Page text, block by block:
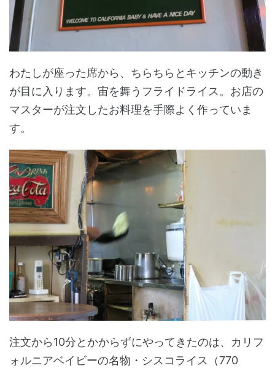
わたしが座った席から、ちらちらとキッチンの動き
が目に入ります。宙を舞うフライドライス。お店の
マスターが注文したお料理を手際よく作っていま
す。
注文から10分とかからずにやってきたのは、カリフ
ォルニアベイビーの名物・シスコライス（770